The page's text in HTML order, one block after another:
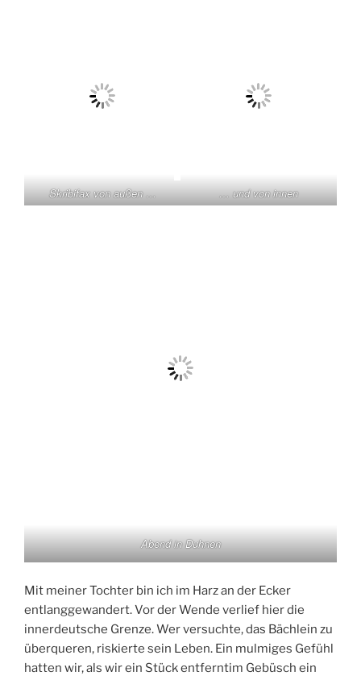
Skribifax von außen … … und von innen
Abend in Duhnen
Mit meiner Tochter bin ich im Harz an der Ecker
entlanggewandert. Vor der Wende verlief hier die
innerdeutsche Grenze. Wer versuchte, das Bächlein zu
überqueren, riskierte sein Leben. Ein mulmiges Gefühl
hatten wir, als wir ein Stück entferntim Gebüsch ein